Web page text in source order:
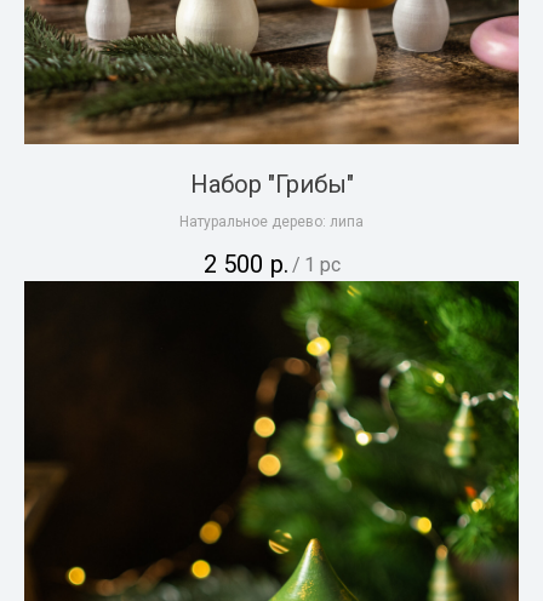
Набор "Грибы"
Натуральное дерево: липа
2 500 р. / 1 pc